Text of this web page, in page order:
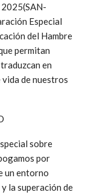
2025(SAN-
Especial
del Hambre
permitan
en
de nuestros
sobre
por
un entorno
la superación de